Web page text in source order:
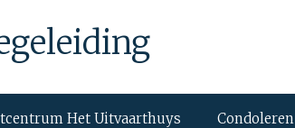
Het Uitvaarthuys Condoleren